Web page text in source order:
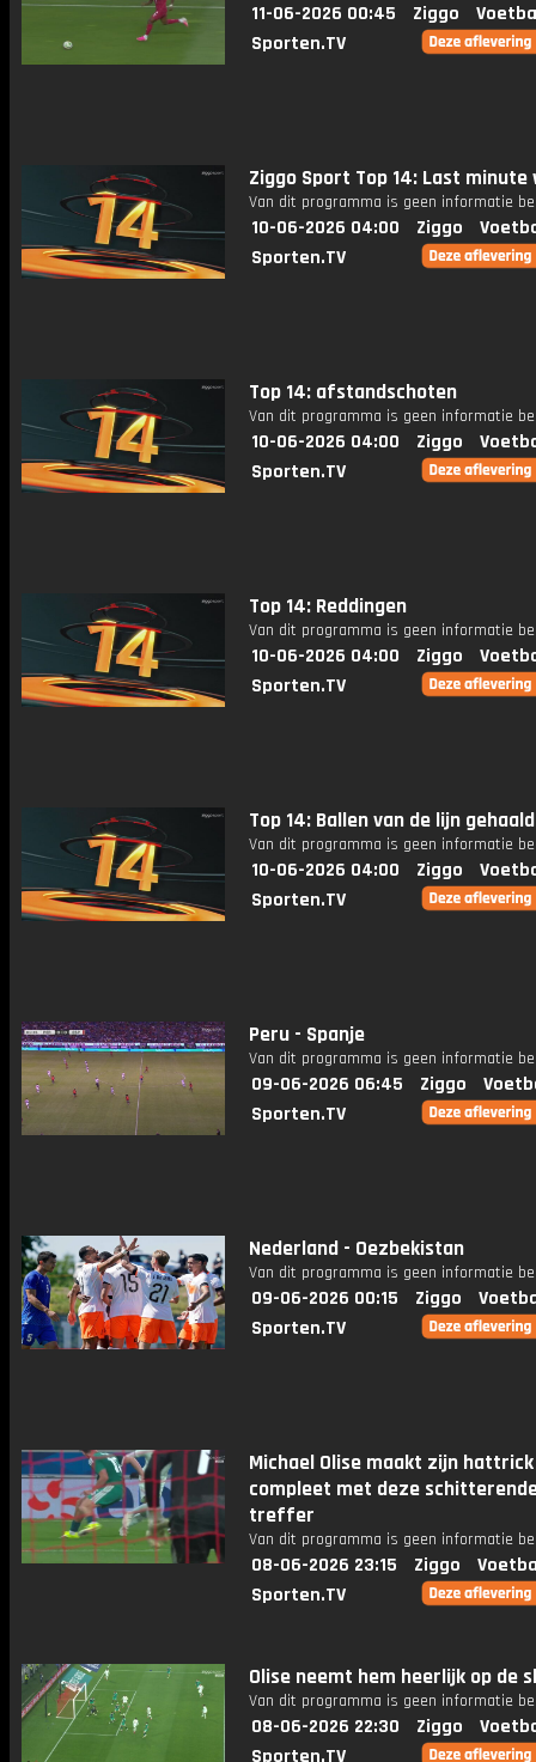
11-06-2026 00:45 Ziggo
Sporten.TV
Ziggo Sport Top 14: Last minute
Van dit programma is geen informatie
10-06-2026 04:00 Ziggo
Sporten.TV
Top 14: afstandschoten
Van dit programma is geen informatie
10-06-2026 04:00 Ziggo
Sporten.TV
Top 14: Reddingen
Van dit programma is geen informatie
10-06-2026 04:00 Ziggo
Sporten.TV
Top 14: Ballen van de lijn gehaald
Van dit programma is geen informatie
10-06-2026 04:00 Ziggo
Sporten.TV
Peru - Spanje
Van dit programma is geen informatie
09-06-2026 06:45 Ziggo
Sporten.TV
Nederland - Oezbekistan
Van dit programma is geen informatie
09-06-2026 00:15 Ziggo
Sporten.TV
Michael Olise maakt zijn hattrick
compleet met deze
treffer
Van dit programma is geen informatie
08-06-2026 23:15 Ziggo
Sporten.TV
Olise neemt hem heerlijk op de
Van dit programma is geen informatie
08-06-2026 22:30 Ziggo
Sporten.TV